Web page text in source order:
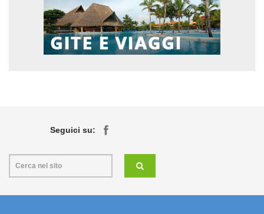
Seguici su: